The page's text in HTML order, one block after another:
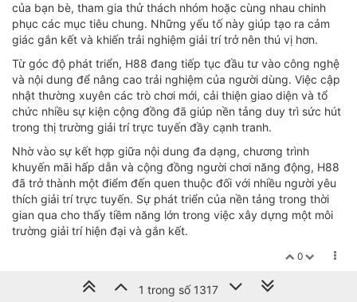
của bạn bè, tham gia thử thách nhóm hoặc cùng nhau chinh
phục các mục tiêu chung. Những yếu tố này giúp tạo ra cảm
giác gắn kết và khiến trải nghiệm giải trí trở nên thú vị hơn.
Từ góc độ phát triển, H88 đang tiếp tục đầu tư vào công nghệ
và nội dung để nâng cao trải nghiệm của người dùng. Việc cập
nhật thường xuyên các trò chơi mới, cải thiện giao diện và tổ
chức nhiều sự kiện cộng đồng đã giúp nền tảng duy trì sức hút
trong thị trường giải trí trực tuyến đầy cạnh tranh.
Nhờ vào sự kết hợp giữa nội dung đa dạng, chương trình
khuyến mãi hấp dẫn và cộng đồng người chơi năng động, H88
đã trở thành một điểm đến quen thuộc đối với nhiều người yêu
thích giải trí trực tuyến. Sự phát triển của nền tảng trong thời
gian qua cho thấy tiềm năng lớn trong việc xây dựng một môi
trường giải trí hiện đại và gắn kết.
0
1 trong số 1317